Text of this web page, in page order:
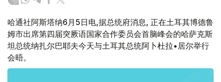
哈通社阿斯塔纳6月5日电,据总统府消息, 正在土耳其博德鲁
姆市出席第四届突厥语国家合作委员会首脑峰会的哈萨克斯
坦总统纳扎尔巴耶夫今天与土耳其总统阿卜杜拉•居尔举行
会晤。